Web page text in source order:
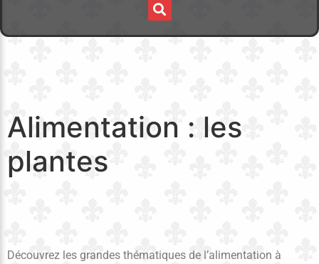
Alimentation : les
plantes
Découvrez les grandes thématiques de l’alimentation à